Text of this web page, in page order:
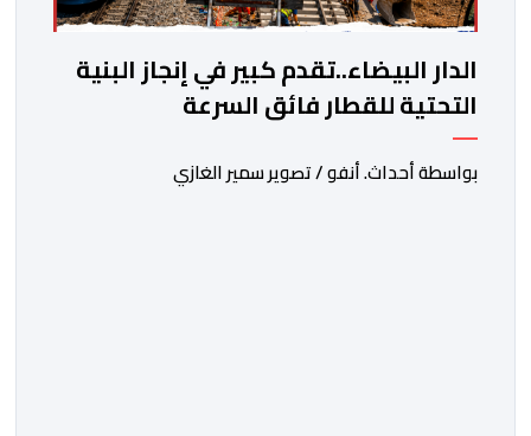
الدار البيضاء..تقدم كبير في إنجاز البنية
التحتية للقطار فائق السرعة
بواسطة أحداث. أنفو / تصوير سمير الغازي